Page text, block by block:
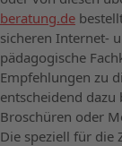
beratung.de
sicheren Internet-
pädagogische
Empfehlungen zu
entscheidend
Broschüren oder
Die speziell für die